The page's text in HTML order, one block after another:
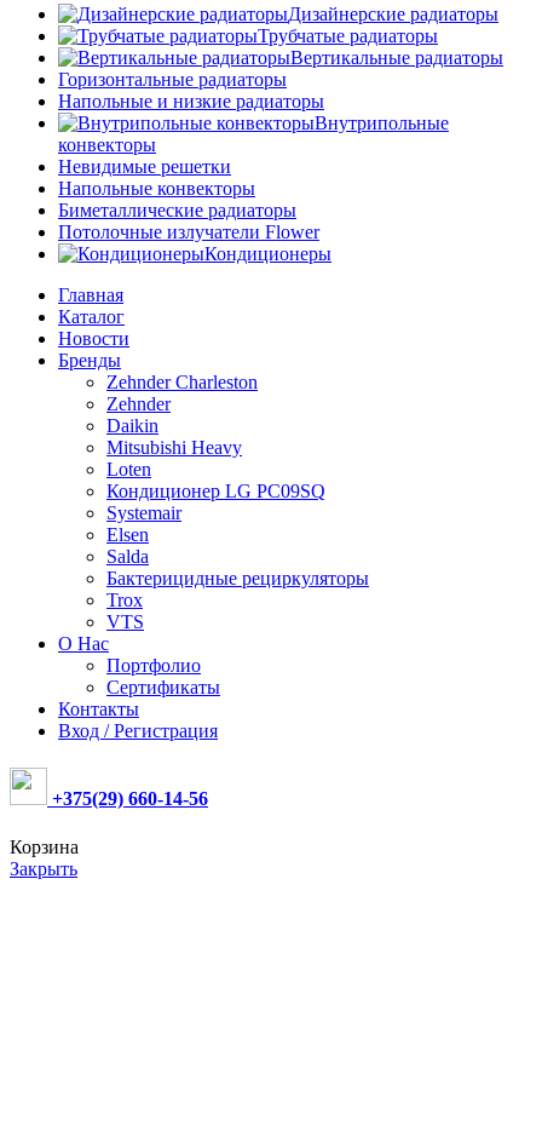
Дизайнерские радиаторы
Трубчатые радиаторы
Вертикальные радиаторы
Горизонтальные радиаторы
Напольные и низкие радиаторы
Внутрипольные
конвекторы
Невидимые решетки
Напольные конвекторы
Биметаллические радиаторы
Потолочные излучатели Flower
Кондиционеры
Главная
Каталог
Новости
Бренды
Zehnder Charleston
Zehnder
Daikin
Mitsubishi Heavy
Loten
Кондиционер LG PC09SQ
Systemair
Elsen
Salda
Бактерицидные рециркуляторы
Trox
VTS
О Нас
Портфолио
Сертификаты
Контакты
Вход / Регистрация
+375(29) 660-14-56
Корзина
Закрыть